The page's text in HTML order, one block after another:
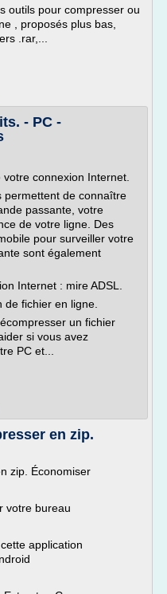
outils pour compresser ou
, proposés plus bas,
.rar,...
- PC -
connexion Internet.
permettent de connaître
passante, votre
de votre ligne. Des
pour surveiller votre
sont également
Internet : mire ADSL.
fichier en ligne.
un fichier
si vous avez
PC et...
en zip.
zip. Économiser
votre bureau
application